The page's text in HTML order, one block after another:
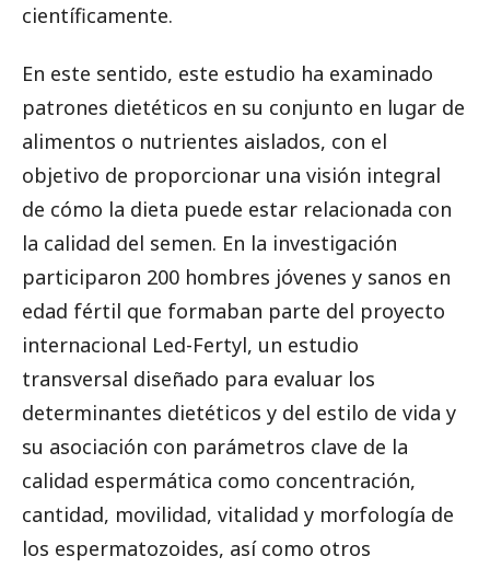
científicamente.
En este sentido, este estudio ha examinado
patrones dietéticos en su conjunto en lugar de
alimentos o nutrientes aislados, con el
objetivo de proporcionar una visión integral
de cómo la dieta puede estar relacionada con
la calidad del semen. En la investigación
participaron 200 hombres jóvenes y sanos en
edad fértil que formaban parte del proyecto
internacional Led-Fertyl, un estudio
transversal diseñado para evaluar los
determinantes dietéticos y del estilo de vida y
su asociación con parámetros clave de la
calidad espermática como concentración,
cantidad, movilidad, vitalidad y morfología de
los espermatozoides, así como otros